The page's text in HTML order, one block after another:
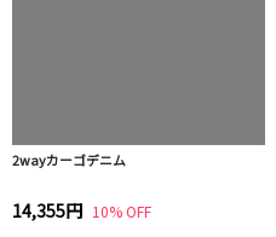
2wayカーゴデニム
14,355円 10% OFF